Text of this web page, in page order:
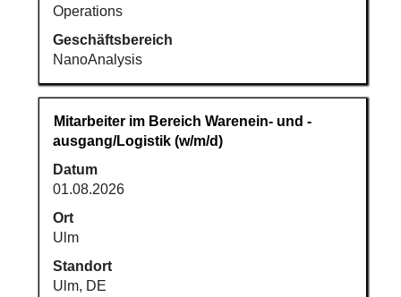
Operations
Geschäftsbereich
NanoAnalysis
Stellenbezeichnung
Mitarbeiter im Bereich Warenein- und -
ausgang/Logistik (w/m/d)
Datum
01.08.2026
Ort
Ulm
Standort
Ulm, DE
Drücken
Sie
die
Leertaste,
um
die
Stelleninformationen
vollständig
anzuzeigen.